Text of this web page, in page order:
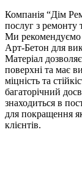
Компанія “Дім
послуг з ремонту
Ми рекомендуємо
Арт-Бетон для
Матеріал
поверхні та має
міцність та
багаторічний
знаходиться в
для покращення
клієнтів.